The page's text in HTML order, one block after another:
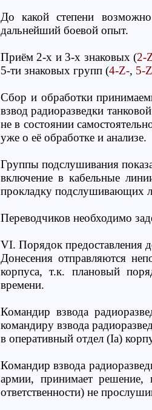
До какой степени
дальнейший боевой опыт.
Приём 2-х и 3-х знаковых (2-
5-ти знаковых групп (4-Z-, 5-
Сбор и обработки
взвод радиоразведки
не в состоянии
уже о её обработке и анализе.
Группы подслушивания
включение в кабельные
прокладку подслушивающих
Переводчиков необходимо
VI. Порядок предоставления
Донесения отправляются
корпуса, т.к. плановый
времени.
Командир взвода
командиру взвода
в оперативный отдел (Ia)
Командир взвода
армии, принимает решение,
ответственности) не